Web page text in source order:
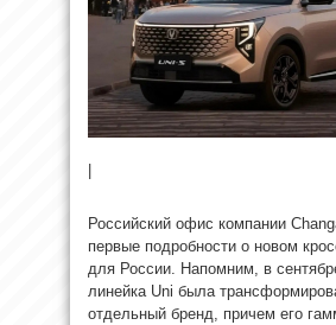
|
Российский офис компании
первые подробности о новом
для России. Напомним, в
линейка Uni была
отдельный бренд, причем его